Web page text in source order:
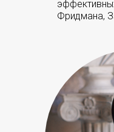
Фридмана,